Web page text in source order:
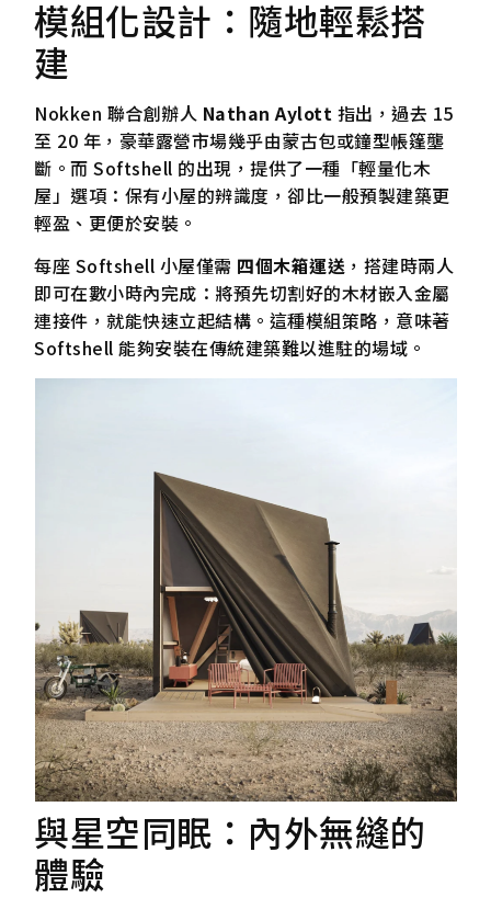
模組化設計：隨地輕鬆搭
建
Nokken 聯合創辦人 Nathan Aylott 指出，過去 15
至 20 年，豪華露營市場幾乎由蒙古包或鐘型帳篷壟
斷。而 Softshell 的出現，提供了一種「輕量化木
屋」選項：保有小屋的辨識度，卻比一般預製建築更
輕盈、更便於安裝。
每座 Softshell 小屋僅需 四個木箱運送 ，搭建時兩人
即可在數小時內完成：將預先切割好的木材嵌入金屬
連接件，就能快速立起結構。這種模組策略，意味著
Softshell 能夠安裝在傳統建築難以進駐的場域。
與星空同眠：內外無縫的
體驗